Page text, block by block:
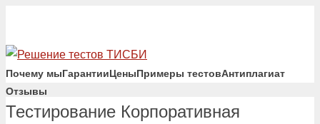
Почему мыГарантииЦеныПримеры тестовАнтиплагиат
Отзывы
Тестирование Корпоративная